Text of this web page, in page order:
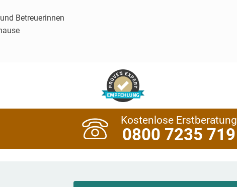
Betreuerinnen
Kostenlose Erstberatung
0800 7235 719